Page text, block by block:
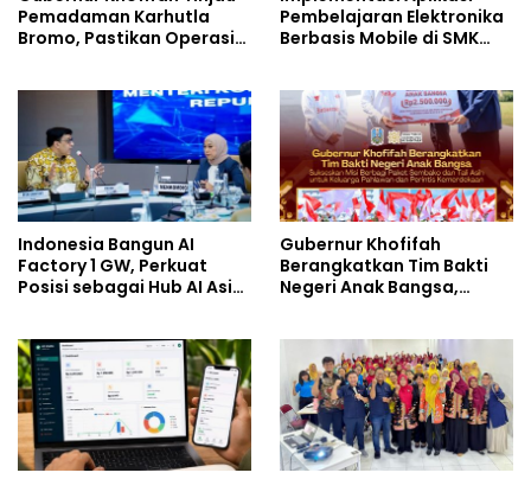
Pemadaman Karhutla
Bromo, Pastikan Operasi
Pembelajaran Elektronika
Berbasis Mobile di SMK
dan Inovasi Pembelajaran
Indonesia Bangun AI
Factory 1 GW, Perkuat
Posisi sebagai Hub AI Asia
Gubernur Khofifah
Berangkatkan Tim Bakti
Negeri Anak Bangsa,
dan Perintis Kemerdekaan